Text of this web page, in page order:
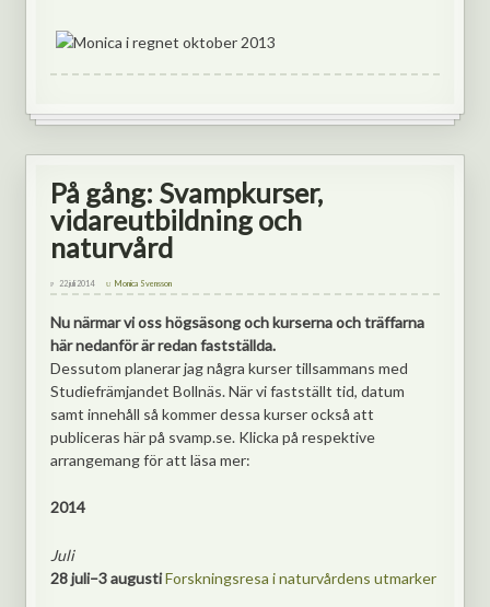
På gång: Svampkurser,
vidareutbildning och
naturvård
22 juli 2014 Monica Svensson
Nu närmar vi oss högsäsong och kurserna och träffarna
här nedanför är redan fastställda.
Dessutom planerar jag några kurser tillsammans med
Studiefrämjandet Bollnäs. När vi fastställt tid, datum
samt innehåll så kommer dessa kurser också att
publiceras här på svamp.se. Klicka på respektive
arrangemang för att läsa mer:
2014
Juli
28 juli–3 augustiForskningsresa i naturvårdens utmarker